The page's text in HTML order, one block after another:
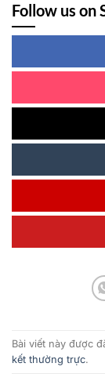
Follow us on
Bài viết này được
kết thường trực.